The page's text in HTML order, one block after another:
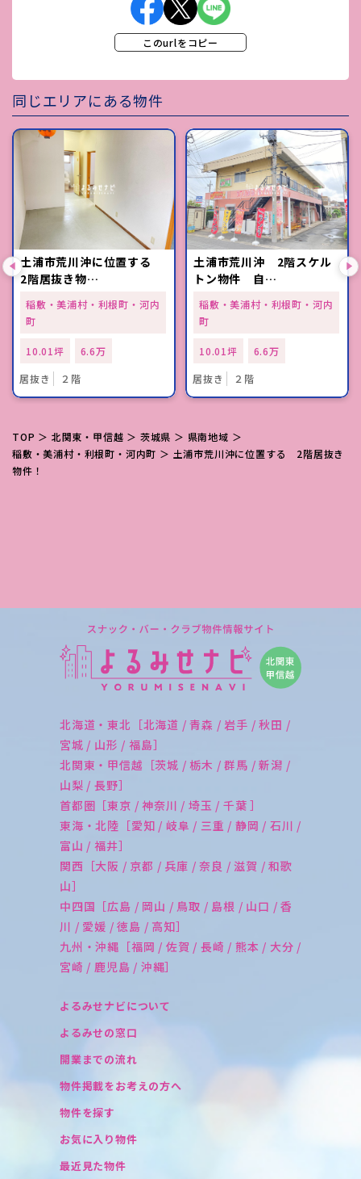
このurlをコピー
同じエリアにある物件
土浦市荒川沖に位置する
2階居抜き物…
稲敷・美浦村・利根町・河内
町
10.01坪
6.6万
居抜き
２階
土浦市荒川沖 2階スケル
トン物件 自…
稲敷・美浦村・利根町・河内
町
10.01坪
6.6万
居抜き
２階
TOP ＞ 北関東・甲信越 ＞ 茨城県 ＞ 県南地域 ＞
稲敷・美浦村・利根町・河内町 ＞ 土浦市荒川沖に位置する 2階居抜き
物件！
北海道・東北［北海道 / 青森 / 岩手 / 秋田 /
宮城 / 山形 / 福島］
北関東・甲信越［茨城 / 栃木 / 群馬 / 新潟 /
山梨 / 長野］
首都圏［東京 / 神奈川 / 埼玉 / 千葉 ］
東海・北陸［愛知 / 岐阜 / 三重 / 静岡 / 石川 /
富山 / 福井］
関西［大阪 / 京都 / 兵庫 / 奈良 / 滋賀 / 和歌
山］
中四国［広島 / 岡山 / 鳥取 / 島根 / 山口 / 香
川 / 愛媛 / 徳島 / 高知］
九州・沖縄［福岡 / 佐賀 / 長崎 / 熊本 / 大分 /
宮崎 / 鹿児島 / 沖縄］
よるみせナビについて
よるみせの窓口
開業までの流れ
物件掲載をお考えの方へ
物件を探す
お気に入り物件
最近見た物件